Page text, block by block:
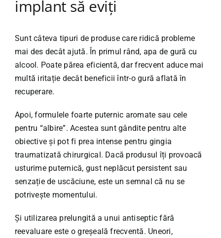
implant să eviți
Sunt câteva tipuri de produse care ridică probleme
mai des decât ajută. În primul rând, apa de gură cu
alcool. Poate părea eficientă, dar frecvent aduce mai
multă iritație decât beneficii într-o gură aflată în
recuperare.
Apoi, formulele foarte puternic aromate sau cele
pentru “albire”. Acestea sunt gândite pentru alte
obiective și pot fi prea intense pentru gingia
traumatizată chirurgical. Dacă produsul îți provoacă
usturime puternică, gust neplăcut persistent sau
senzație de uscăciune, este un semnal că nu se
potrivește momentului.
Și utilizarea prelungită a unui antiseptic fără
reevaluare este o greșeală frecventă. Uneori,